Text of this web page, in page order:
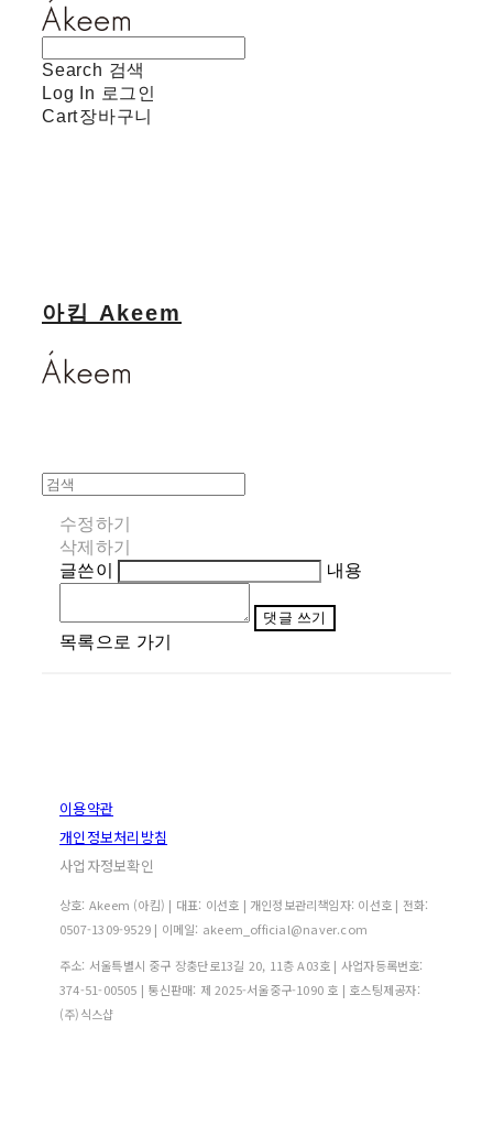
Search 검색
Log In 로그인
Cart장바구니
아킴 Akeem
수정하기
삭제하기
글쓴이
내용
댓글 쓰기
목록으로 가기
이용약관
개인정보처리방침
사업자정보확인
상호: Akeem (아킴) | 대표: 이선호 | 개인정보관리책임자: 이선호 | 전화:
0507-1309-9529 | 이메일: akeem_official@naver.com
주소: 서울특별시 중구 장충단로13길 20, 11층 A03호 | 사업자등록번호:
374-51-00505 | 통신판매: 제 2025-서울중구-1090 호 | 호스팅제공자:
(주)식스샵